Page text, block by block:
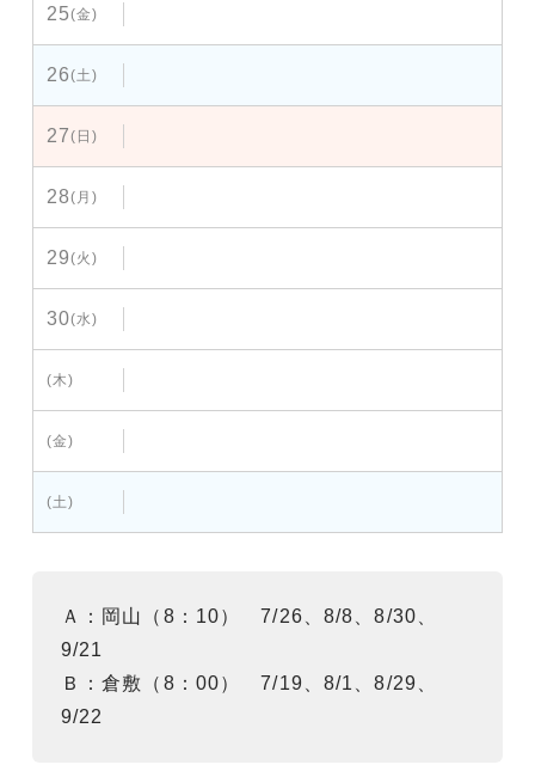
25(金)
26(土)
27(日)
28(月)
29(火)
30(水)
(木)
(金)
(土)
Ａ：岡山（8：10） 7/26、8/8、8/30、
9/21
Ｂ：倉敷（8：00） 7/19、8/1、8/29、
9/22